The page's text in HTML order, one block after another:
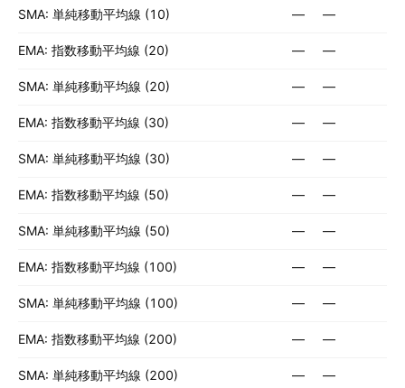
SMA: 単純移動平均線 (10) — —
EMA: 指数移動平均線 (20) — —
SMA: 単純移動平均線 (20) — —
EMA: 指数移動平均線 (30) — —
SMA: 単純移動平均線 (30) — —
EMA: 指数移動平均線 (50) — —
SMA: 単純移動平均線 (50) — —
EMA: 指数移動平均線 (100) — —
SMA: 単純移動平均線 (100) — —
EMA: 指数移動平均線 (200) — —
SMA: 単純移動平均線 (200) — —